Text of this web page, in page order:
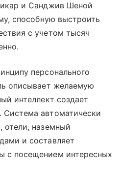
и Санджив Шеной
способную выстроить
с учетом тысяч
персонального
описывает желаемую
интеллект создает
автоматически
отели, наземный
и составляет
с посещением интересных